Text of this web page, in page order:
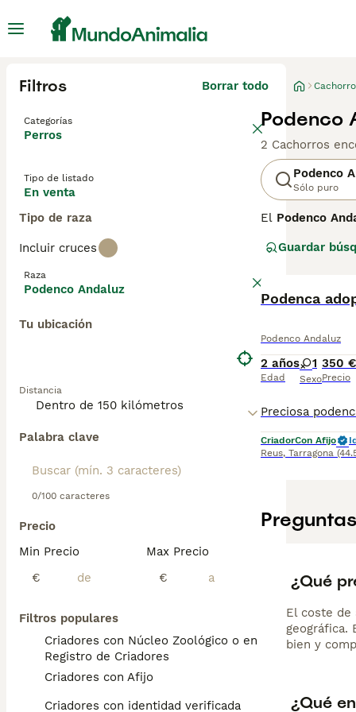
Filtros Borrar todo
Categorías
Perros
Tipo de listado
En venta
Tipo de raza
Incluir cruces
Raza
Podenco Andaluz
Tu ubicación
Distancia
Palabra clave
0/100 caracteres
Precio
Min Precio
€
Max Precio
€
Filtros populares
Criadores con Núcleo Zoológico o en el
Registro de Criadores
Criadores con Afijo
Criadores con identidad verificada
Podenco
2 Cachorros
Podenco
Sólo puro
El Podenco
Maneto, y su
ElPodenco
estimulación
andaluceso de
En resumen,
de caza se
Posee un
con su familia.
cinegético, es
Guardar
Podenca
Podenco Andaluz
2 años
Edad
1
Sexo
350 €
Precio
CriadorCon Afijo
Reus, Tarragona
¿Qué
El coste de
geográfica.
bien y
¿Qué